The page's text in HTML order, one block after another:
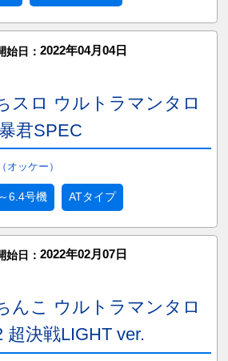
始日： 2022年04月04日
スロ ウルトラマンタロ
君SPEC
オッケー）
6.4号機 ATタイプ
始日： 2022年02月07日
んこ ウルトラマンタロ
超決戦LIGHT ver.